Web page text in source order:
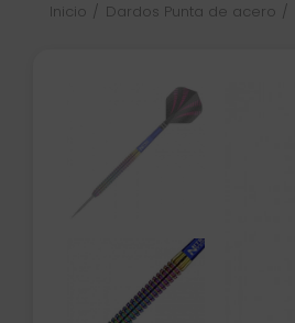
Inicio Dardos Punta de acero